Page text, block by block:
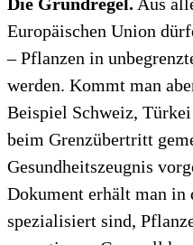
Europäischen Union
– Pflanzen in
werden. Kommt man
Beispiel Schweiz,
beim Grenzübertritt
Gesundheitszeugnis
Dokument erhält man in
spezialisiert sind,